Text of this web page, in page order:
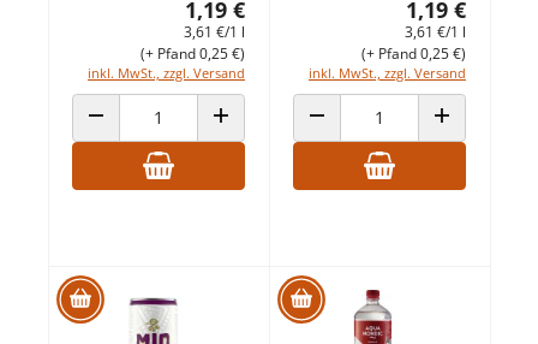
1,19 €
3,61 €/1 l
inkl. MwSt., zzgl. Versand
(+ Pfand 0,25 €)
ANZAHL VERRINGERNANZAHL ERHÖHEN
1,19 €
3,61 €/1 l
inkl. MwSt., zzgl. Versand
(+ Pfand 0,25 €)
ANZAHL VERRINGERNANZAHL